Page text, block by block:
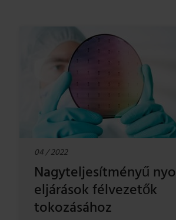
04 / 2022
Nagyteljesítményű
eljárások félvezetők
tokozásához